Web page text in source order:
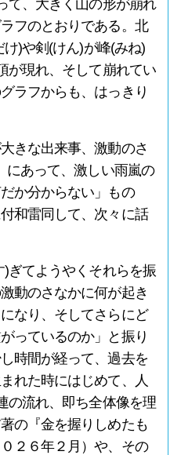
て、大きく山の形が崩れ
フのとおりである。北
)や剣(けん)が峰(みね)
が現れ、そして崩れてい
ラフからも、はっきり
きな出来事、激動のさ
にあって、激しい雨嵐の
か分からない」もの
和雷同して、次々に話
ぎてようやくそれらを振
動のさなかに何が起き
なり、そしてさらにど
っているのか」と振り
時間が経って、過去を
れた時にはじめて、人
の流れ、即ち全体像を理
の『金を握りしめたも
２６年２月）や、その